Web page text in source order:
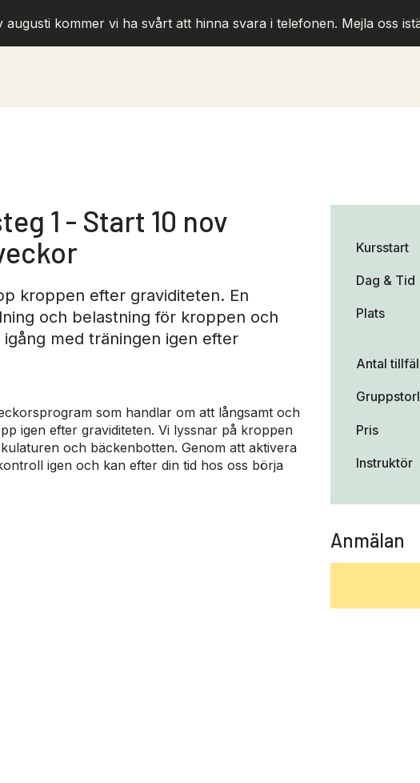
1 - Start 10 nov
kroppen efter graviditeten. En
och belastning för kroppen och
med träningen igen efter
som handlar om att långsamt och
igen efter graviditeten. Vi lyssnar på kroppen
och bäckenbotten. Genom att aktivera
igen och kan efter din tid hos oss börja
Kursstart
Dag & Tid
Plats
Antal
Pris
Instruktör
Anmälan
kommer vi ha svårt att hinna svara i telefonen. Mejla oss